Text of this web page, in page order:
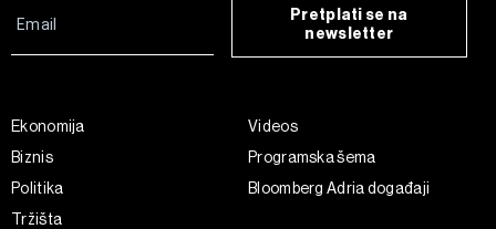
Pretplati se na
newsletter
Ekonomija
Biznis
Politika
Tržišta
Videos
Programska šema
Bloomberg Adria događaji